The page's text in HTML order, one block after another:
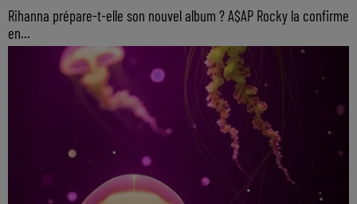
Rihanna prépare-t-elle son nouvel album ? A$AP Rocky la confirme
en...